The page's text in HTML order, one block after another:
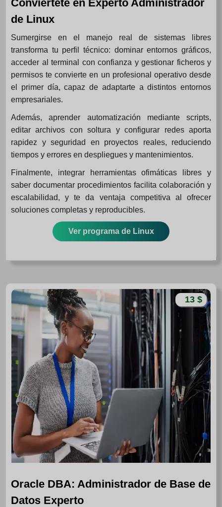
Conviértete en Experto Administrador
de Linux
Sumergirse en el manejo real de sistemas libres
transforma tu perfil técnico: dominar entornos gráficos,
acceder al terminal con confianza y gestionar ficheros y
permisos te convierte en un profesional operativo desde
el primer día, capaz de adaptarte a distintos entornos
empresariales.
Además, aprender automatización mediante scripts,
editar archivos con soltura y configurar redes aporta
rapidez y seguridad en proyectos reales, reduciendo
tiempos y errores en despliegues y mantenimientos.
Finalmente, integrar herramientas ofimáticas libres y
saber documentar procedimientos facilita colaboración y
escalabilidad, y te da ventaja competitiva al ofrecer
soluciones completas y reproducibles.
Ver programa de Linux
Oracle DBA: Administrador de Base de
Datos Experto
13 $